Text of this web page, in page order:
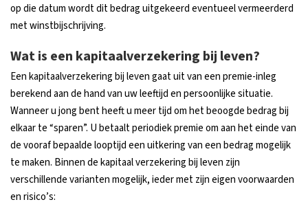
op die datum wordt dit bedrag uitgekeerd eventueel vermeerderd
met winstbijschrijving.
Wat is een kapitaalverzekering bij leven?
Een kapitaalverzekering bij leven gaat uit van een premie-inleg
berekend aan de hand van uw leeftijd en persoonlijke situatie.
Wanneer u jong bent heeft u meer tijd om het beoogde bedrag bij
elkaar te “sparen”. U betaalt periodiek premie om aan het einde van
de vooraf bepaalde looptijd een uitkering van een bedrag mogelijk
te maken. Binnen de kapitaal verzekering bij leven zijn
verschillende varianten mogelijk, ieder met zijn eigen voorwaarden
en risico’s: